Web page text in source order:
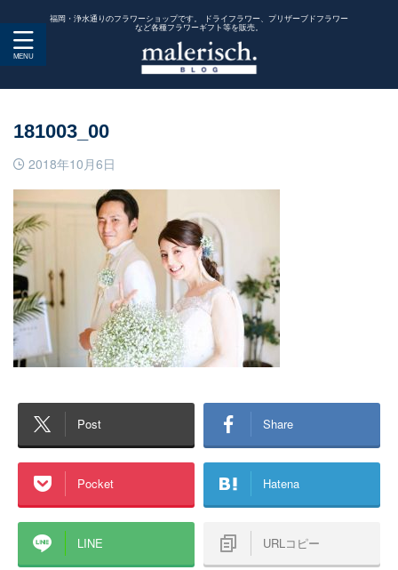
福岡・浄水通りのフラワーショップです。 ドライフラワー、プリザーブドフラワー
など各種フラワーギフト等を販売。
181003_00
2018年10月6日
Post Share
Pocket Hatena
LINE URLコピー